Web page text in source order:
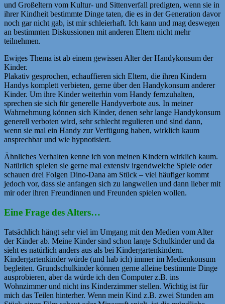
und Großeltern vom Kultur- und Sittenverfall predigten, wenn sie in
ihrer Kindheit bestimmte Dinge taten, die es in der Generation davor
noch gar nicht gab, ist mir schleierhaft. Ich kann und mag deswegen
an bestimmten Diskussionen mit anderen Eltern nicht mehr
teilnehmen.
Ewiges Thema ist ab einem gewissen Alter der Handykonsum der
Kinder.
Plakativ gesprochen, echauffieren sich Eltern, die ihren Kindern
Handys komplett verbieten, gerne über den Handykonsum anderer
Kinder. Um ihre Kinder weiterhin vom Handy fernzuhalten,
sprechen sie sich für generelle Handyverbote aus. In meiner
Wahrnehmung können sich Kinder, denen sehr lange Handykonsum
generell verboten wird, sehr schlecht regulieren und sind dann,
wenn sie mal ein Handy zur Verfügung haben, wirklich kaum
ansprechbar und wie hypnotisiert.
Ähnliches Verhalten kenne ich von meinen Kindern wirklich kaum.
Natürlich spielen sie gerne mal extensiv irgendwelche Spiele oder
schauen drei Folgen Dino-Dana am Stück – viel häufiger kommt
jedoch vor, dass sie anfangen sich zu langweilen und dann lieber mit
mir oder ihren Freundinnen und Freunden spielen wollen.
Eine Frage des Alters…
Tatsächlich hängt sehr viel im Umgang mit den Medien vom Alter
der Kinder ab. Meine Kinder sind schon lange Schulkinder und da
sieht es natürlich anders aus als bei Kindergartenkindern.
Kindergartenkinder würde (und hab ich) immer im Medienkonsum
begleiten. Grundschulkinder können gerne alleine bestimmte Dinge
ausprobieren, aber da würde ich den Computer z.B. ins
Wohnzimmer und nicht ins Kinderzimmer stellen. Wichtig ist für
mich das Teilen hinterher. Wenn mein Kind z.B. zwei Stunden am